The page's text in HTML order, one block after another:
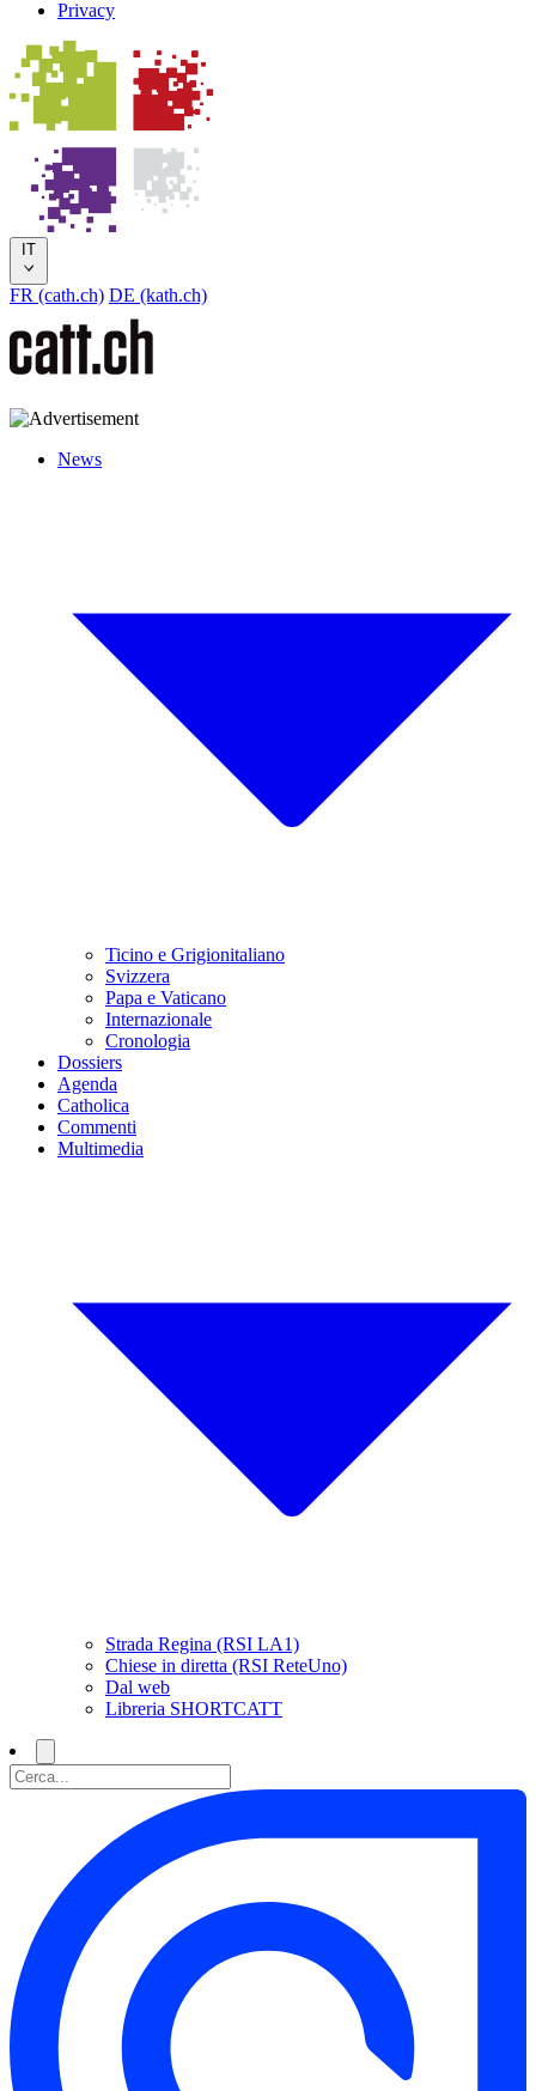
Privacy
IT
FR (cath.ch) DE (kath.ch)
News
Ticino e Grigionitaliano
Svizzera
Papa e Vaticano
Internazionale
Cronologia
Dossiers
Agenda
Catholica
Commenti
Multimedia
Strada Regina (RSI LA1)
Chiese in diretta (RSI ReteUno)
Dal web
Libreria SHORTCATT